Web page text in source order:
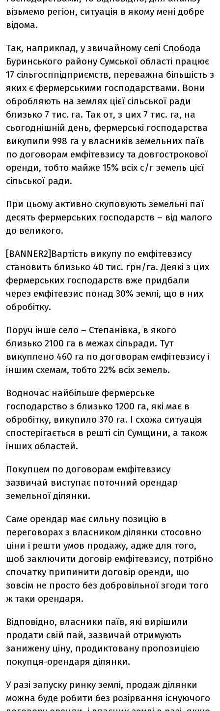
візьмемо регіон, ситуація в якому мені добре
відома.
Так, наприклад, у звичайному селі Слобода
Буринського району Сумської області працює
17 сільгосппідприємств, переважна більшість з
яких є фермерськими господарствами. Вони
обробляють на землях цієї сільської ради
близько 7 тис. га. Так от, з цих 7 тис. га, на
сьогоднішній день, фермерські господарства
викупили 998 га у власників земельних паїв
по договорам емфітевзису та довгострокової
оренди, тобто майже 15% всіх с/г земель цієї
сільської ради.
При цьому активно скуповують земельні паї
десять фермерських господарств – від малого
до великого.
[BANNER2]Вартість викупу по емфітевзису
становить близько 40 тис. грн/га. Деякі з цих
фермерських господарств вже придбали
через емфітевзис понад 30% землі, що в них
обробітку.
Поруч інше село – Степанівка, в якого
близько 2100 га в межах сільради. Тут
викуплено 460 га по договорам емфітевзису і
іншим схемам, тобто 22% всіх земель.
Водночас найбільше фермерське
господарство з близько 1200 га, які має в
обробітку, викупило 370 га. І схожа ситуація
спостерігається в решті сіл Сумщини, а також
інших областей.
Покупцем по договорам емфітевзису
зазвичай виступає поточний орендар
земельної ділянки.
Саме орендар має сильну позицію в
переговорах з власником ділянки стосовно
ціни і решти умов продажу, адже для того,
щоб заключити договір емфітевзису, потрібно
спочатку припинити договір оренди, що
зовсім не просто без добровільної згоди того
ж таки орендаря.
Відповідно, власники паїв, які вирішили
продати свій пай, зазвичай отримують
занижену ціну, продиктовану пропозицією
покупця-орендаря ділянки.
У разі запуску ринку землі, продаж ділянки
можна буде робити без розірвання існуючого